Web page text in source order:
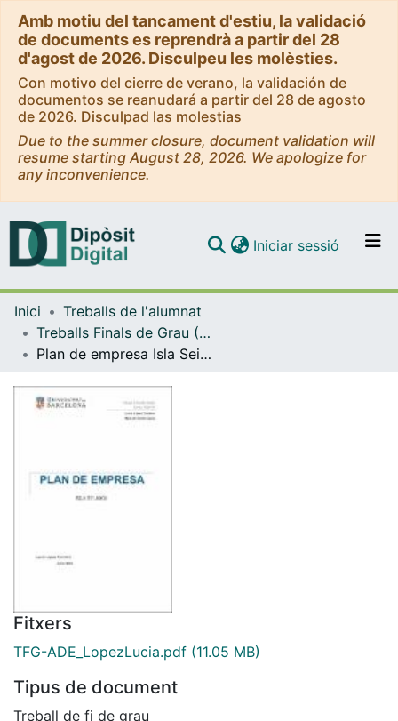
Amb motiu del tancament d'estiu, la validació
de documents es reprendrà a partir del 28
d'agost de 2026. Disculpeu les molèsties.
Con motivo del cierre de verano, la validación de
documentos se reanudará a partir del 28 de agosto
de 2026. Disculpad las molestias
Due to the summer closure, document validation will
resume starting August 28, 2026. We apologize for
any inconvenience.
Navega per tot el DD
Com publicar
Iniciar sessió (current)
Inici
Treballs de l'alumnat
Treballs Finals de Grau (TFG) - Administració i Direcció d'Empreses
Plan de empresa Isla Seijaku
Fitxers
TFG-ADE_LopezLucia.pdf (11.05 MB)
Tipus de document
Treball de fi de grau